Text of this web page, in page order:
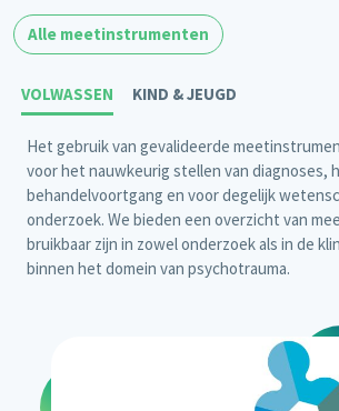
Alle meetinstrumenten
VOLWASSEN KIND & JEUGD
Het gebruik van gevalideerde
voor het nauwkeurig stellen van diagnoses,
behandelvoortgang en voor degelijk
onderzoek. We bieden een overzicht van
bruikbaar zijn in zowel onderzoek als in de
binnen het domein van psychotrauma.